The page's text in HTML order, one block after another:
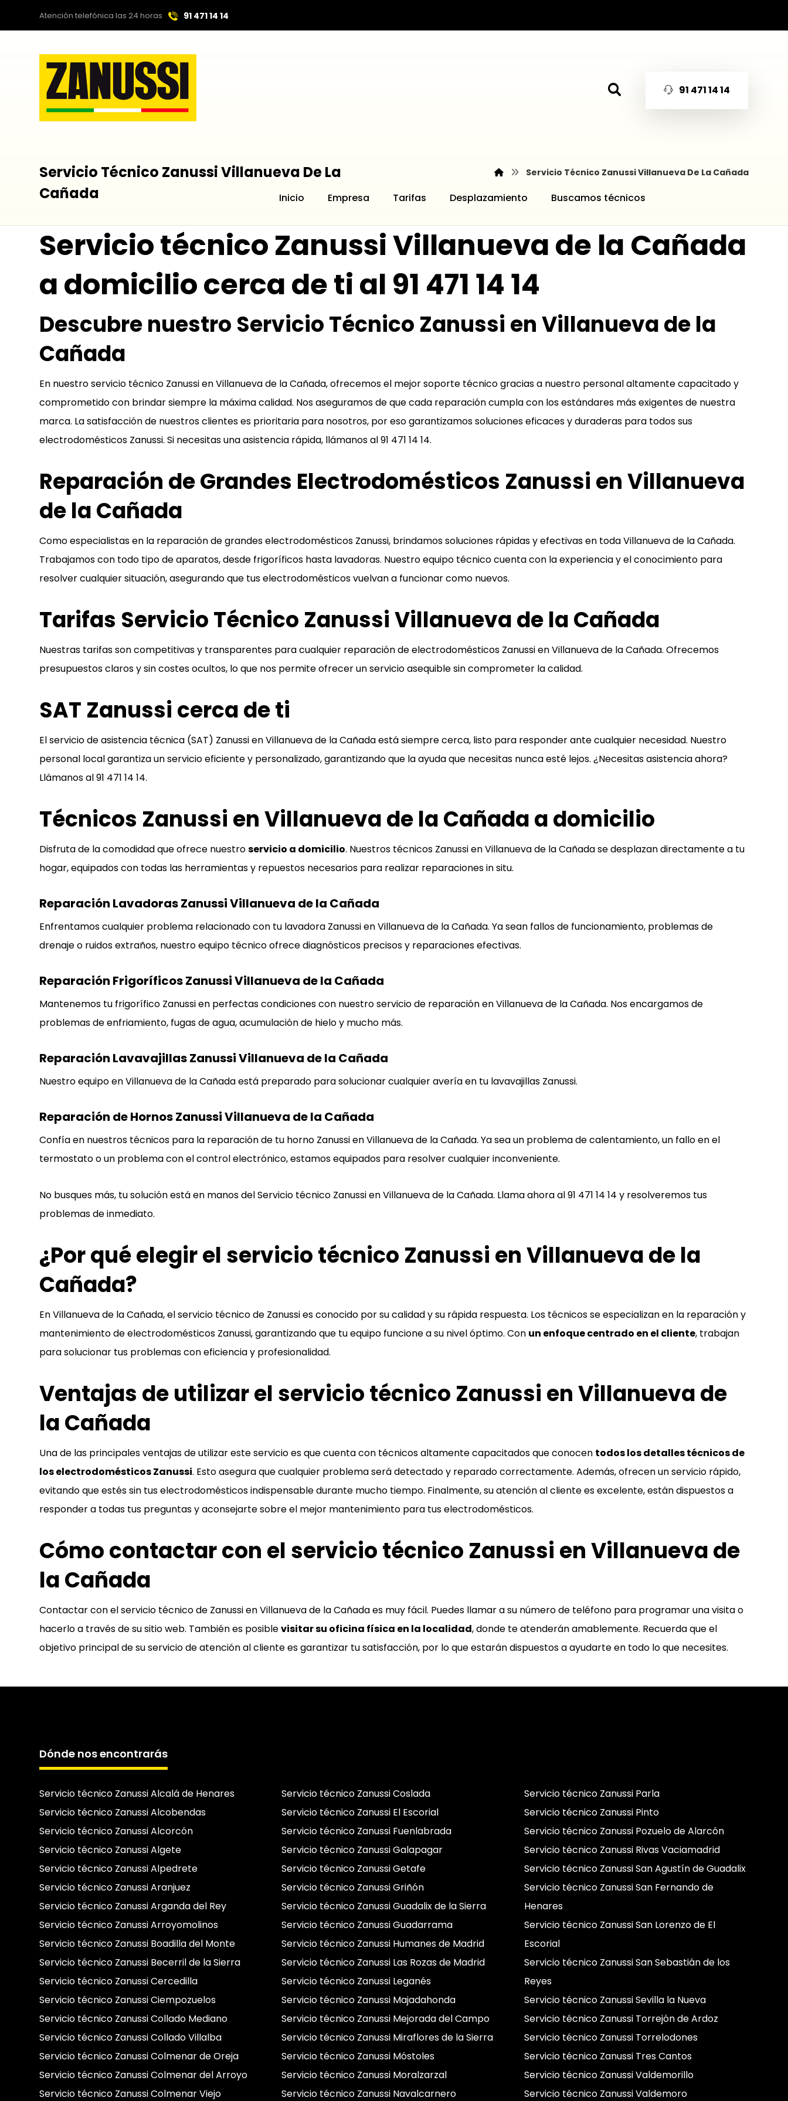
Atención telefónica las 24 horas 91 471 14 14
91 471 14 14
Inicio Empresa Tarifas Desplazamiento Buscamos técnicos
Servicio Técnico Zanussi Villanueva De La
Cañada
Servicio Técnico Zanussi Villanueva De La Cañada
Servicio técnico Zanussi Villanueva de la Cañada
a domicilio cerca de ti al 91 471 14 14
Descubre nuestro Servicio Técnico Zanussi en Villanueva de la
Cañada
En nuestro servicio técnico Zanussi en Villanueva de la Cañada, ofrecemos el mejor soporte técnico gracias a nuestro personal altamente capacitado y
comprometido con brindar siempre la máxima calidad. Nos aseguramos de que cada reparación cumpla con los estándares más exigentes de nuestra
marca. La satisfacción de nuestros clientes es prioritaria para nosotros, por eso garantizamos soluciones eficaces y duraderas para todos sus
electrodomésticos Zanussi. Si necesitas una asistencia rápida, llámanos al91 471 14 14.
Reparación de Grandes Electrodomésticos Zanussi en Villanueva
de la Cañada
Como especialistas en la reparación de grandes electrodomésticos Zanussi, brindamos soluciones rápidas y efectivas en toda Villanueva de la Cañada.
Trabajamos con todo tipo de aparatos, desde frigoríficos hasta lavadoras. Nuestro equipo técnico cuenta con la experiencia y el conocimiento para
resolver cualquier situación, asegurando que tus electrodomésticos vuelvan a funcionar como nuevos.
Tarifas Servicio Técnico Zanussi Villanueva de la Cañada
Nuestras tarifas son competitivas y transparentes para cualquier reparación de electrodomésticos Zanussi en Villanueva de la Cañada. Ofrecemos
presupuestos claros y sin costes ocultos, lo que nos permite ofrecer un servicio asequible sin comprometer la calidad.
SAT Zanussi cerca de ti
El servicio de asistencia técnica (SAT) Zanussi en Villanueva de la Cañada está siempre cerca, listo para responder ante cualquier necesidad. Nuestro
personal local garantiza un servicio eficiente y personalizado, garantizando que la ayuda que necesitas nunca esté lejos. ¿Necesitas asistencia ahora?
Llámanos al91 471 14 14.
Técnicos Zanussi en Villanueva de la Cañada a domicilio
Disfruta de la comodidad que ofrece nuestroservicio a domicilio. Nuestros técnicos Zanussi en Villanueva de la Cañada se desplazan directamente a tu
hogar, equipados con todas las herramientas y repuestos necesarios para realizar reparaciones in situ.
Reparación Lavadoras Zanussi Villanueva de la Cañada
Enfrentamos cualquier problema relacionado con tu lavadora Zanussi en Villanueva de la Cañada. Ya sean fallos de funcionamiento, problemas de
drenaje o ruidos extraños, nuestro equipo técnico ofrece diagnósticos precisos y reparaciones efectivas.
Reparación Frigoríficos Zanussi Villanueva de la Cañada
Mantenemos tu frigorífico Zanussi en perfectas condiciones con nuestro servicio de reparación en Villanueva de la Cañada. Nos encargamos de
problemas de enfriamiento, fugas de agua, acumulación de hielo y mucho más.
Reparación Lavavajillas Zanussi Villanueva de la Cañada
Nuestro equipo en Villanueva de la Cañada está preparado para solucionar cualquier avería en tu lavavajillas Zanussi.
Reparación de Hornos Zanussi Villanueva de la Cañada
Confía en nuestros técnicos para la reparación de tu horno Zanussi en Villanueva de la Cañada. Ya sea un problema de calentamiento, un fallo en el
termostato o un problema con el control electrónico, estamos equipados para resolver cualquier inconveniente.
No busques más, tu solución está en manos delServicio técnico Zanussien Villanueva de la Cañada. Llama ahora al91 471 14 14 y resolveremos tus
problemas de inmediato.
¿Por qué elegir el servicio técnico Zanussi en Villanueva de la
Cañada?
En Villanueva de la Cañada, el servicio técnico de Zanussi es conocido por su calidad y su rápida respuesta. Los técnicos se especializan en la reparación y
mantenimiento de electrodomésticos Zanussi, garantizando que tu equipo funcione a su nivel óptimo. Con un enfoque centrado en el cliente, trabajan
para solucionar tus problemas con eficiencia y profesionalidad.
Ventajas de utilizar el servicio técnico Zanussi en Villanueva de
la Cañada
Una de las principales ventajas de utilizar este servicio es que cuenta con técnicos altamente capacitados que conocen todos los detalles técnicos de
los electrodomésticos Zanussi. Esto asegura que cualquier problema será detectado y reparado correctamente. Además, ofrecen un servicio rápido,
evitando que estés sin tus electrodomésticos indispensable durante mucho tiempo. Finalmente, su atención al cliente es excelente, están dispuestos a
responder a todas tus preguntas y aconsejarte sobre el mejor mantenimiento para tus electrodomésticos.
Cómo contactar con el servicio técnico Zanussi en Villanueva de
la Cañada
Contactar con el servicio técnico de Zanussi en Villanueva de la Cañada es muy fácil. Puedes llamar a su número de teléfono para programar una visita o
hacerlo a través de su sitio web. También es posiblevisitar su oficina física en la localidad, donde te atenderán amablemente. Recuerda que el
objetivo principal de su servicio de atención al cliente es garantizar tu satisfacción, por lo que estarán dispuestos a ayudarte en todo lo que necesites.
Dónde nos encontrarás
Servicio técnico Zanussi Alcalá de Henares
Servicio técnico Zanussi Alcobendas
Servicio técnico Zanussi Alcorcón
Servicio técnico Zanussi Algete
Servicio técnico Zanussi Alpedrete
Servicio técnico Zanussi Aranjuez
Servicio técnico Zanussi Arganda del Rey
Servicio técnico Zanussi Arroyomolinos
Servicio técnico Zanussi Boadilla del Monte
Servicio técnico Zanussi Becerril de la Sierra
Servicio técnico Zanussi Cercedilla
Servicio técnico Zanussi Ciempozuelos
Servicio técnico Zanussi Collado Mediano
Servicio técnico Zanussi Collado Villalba
Servicio técnico Zanussi Colmenar de Oreja
Servicio técnico Zanussi Colmenar del Arroyo
Servicio técnico Zanussi Colmenar Viejo
Servicio técnico Zanussi Coslada
Servicio técnico Zanussi El Escorial
Servicio técnico Zanussi Fuenlabrada
Servicio técnico Zanussi Galapagar
Servicio técnico Zanussi Getafe
Servicio técnico Zanussi Griñón
Servicio técnico Zanussi Guadalix de la Sierra
Servicio técnico Zanussi Guadarrama
Servicio técnico Zanussi Humanes de Madrid
Servicio técnico Zanussi Las Rozas de Madrid
Servicio técnico Zanussi Leganés
Servicio técnico Zanussi Majadahonda
Servicio técnico Zanussi Mejorada del Campo
Servicio técnico Zanussi Miraflores de la Sierra
Servicio técnico Zanussi Móstoles
Servicio técnico Zanussi Moralzarzal
Servicio técnico Zanussi Navalcarnero
Servicio técnico Zanussi Parla
Servicio técnico Zanussi Pinto
Servicio técnico Zanussi Pozuelo de Alarcón
Servicio técnico Zanussi Rivas Vaciamadrid
Servicio técnico Zanussi San Agustín de Guadalix
Servicio técnico Zanussi San Fernando de
Henares
Servicio técnico Zanussi San Lorenzo de El
Escorial
Servicio técnico Zanussi San Sebastián de los
Reyes
Servicio técnico Zanussi Sevilla la Nueva
Servicio técnico Zanussi Torrejón de Ardoz
Servicio técnico Zanussi Torrelodones
Servicio técnico Zanussi Tres Cantos
Servicio técnico Zanussi Valdemorillo
Servicio técnico Zanussi Valdemoro